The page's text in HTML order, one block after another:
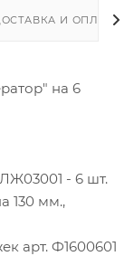
И ОПЛАТА
на 6
- 6 шт.
130 мм.,
арт. Ф1600601